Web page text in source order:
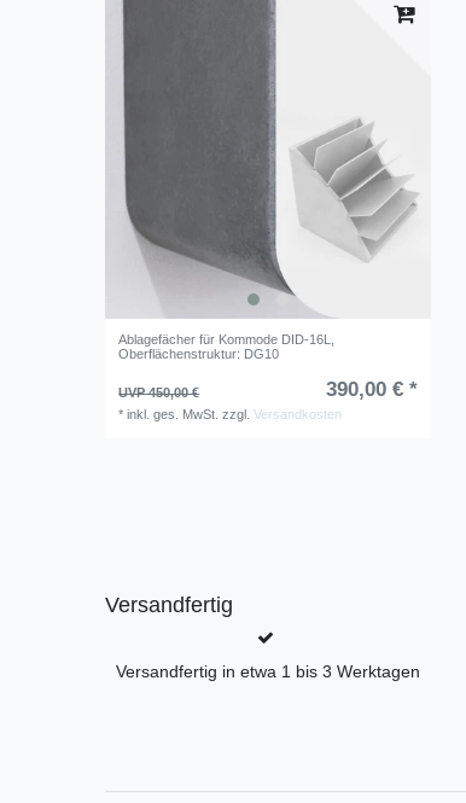
Ablagefächer für Kommode DID-16L,
Oberflächenstruktur: DG10
UVP 450,00 € 390,00 € *
*inkl. ges. MwSt. zzgl.Versandkosten
Versandfertig
Versandfertig in etwa 1 bis 3 Werktagen